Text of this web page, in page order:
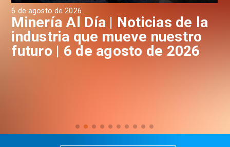
6 de agosto de 2026
Minería Al Día | Noticias de la
industria que mueve nuestro
futuro | 6 de agosto de 2026